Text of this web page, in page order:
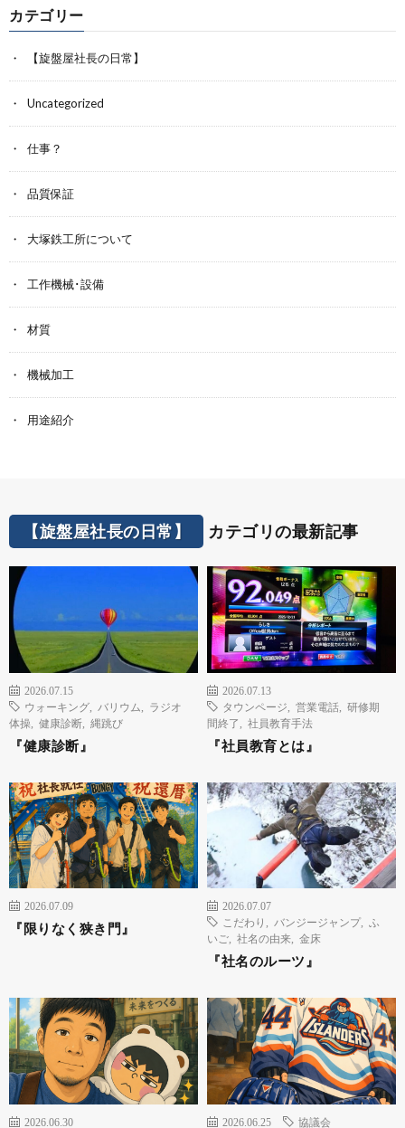
カテゴリー
【旋盤屋社長の日常】
Uncategorized
仕事？
品質保証
大塚鉄工所について
工作機械･設備
材質
機械加工
用途紹介
【旋盤屋社長の日常】 カテゴリの最新記事
2026.07.15
ウォーキング
バリウム
ラジオ
体操
健康診断 縄跳び
『健康診断』
2026.07.13
タウンページ
営業電話
研修期
間終了
社員教育手法
『社員教育とは』
2026.07.09
『限りなく狭き門』
2026.07.07
こだわり
バンジージャンプ
ふ
いご
社名の由来 金床
『社名のルーツ』
2026.06.30 2026.06.25 協議会